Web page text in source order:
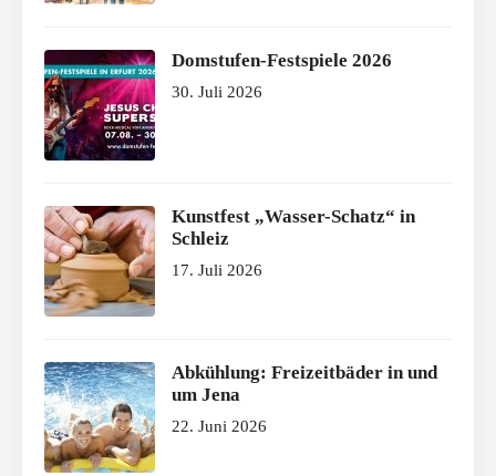
Domstufen-Festspiele 2026
30. Juli 2026
Kunstfest „Wasser-Schatz“ in
Schleiz
17. Juli 2026
Abkühlung: Freizeitbäder in und
um Jena
22. Juni 2026